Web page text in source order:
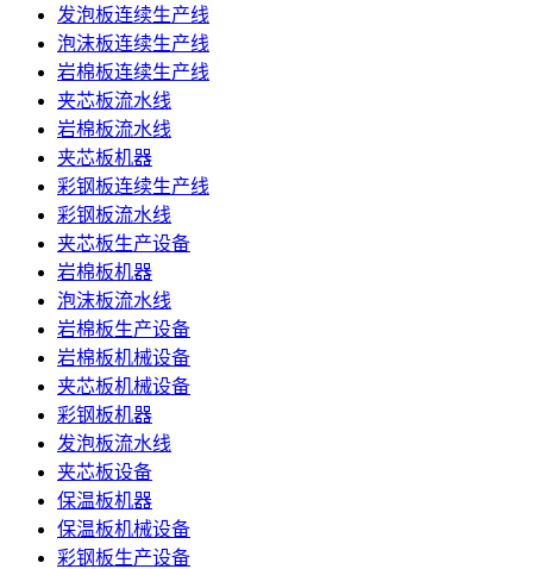
发泡板连续生产线
泡沫板连续生产线
岩棉板连续生产线
夹芯板流水线
岩棉板流水线
夹芯板机器
彩钢板连续生产线
彩钢板流水线
夹芯板生产设备
岩棉板机器
泡沫板流水线
岩棉板生产设备
岩棉板机械设备
夹芯板机械设备
彩钢板机器
发泡板流水线
夹芯板设备
保温板机器
保温板机械设备
彩钢板生产设备